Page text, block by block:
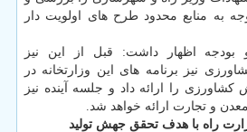
به منابع محدود طرح های اولویت دار
بودجه اظهار داشت: قبل از این نیز
نیز برنامه های این وزارتخانه در
را ارائه داد و جلسه آینده نیز
و تجارت ارائه خواهد شد.